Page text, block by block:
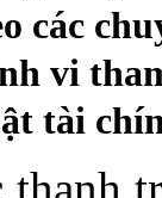
các
vi
tài